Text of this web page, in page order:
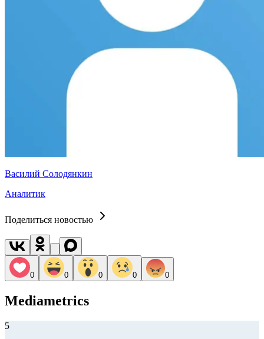
Василий Солодянкин
Аналитик
Поделиться новостью
0 0 0 0 0
Mediametrics
5